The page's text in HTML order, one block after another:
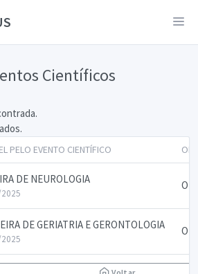
Científicos
PELO EVENTO CIENTÍFICO
DE NEUROLOGIA
DE GERIATRIA E GERONTOLOGIA